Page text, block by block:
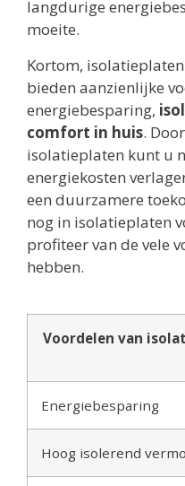
langdurige
moeite.
Kortom,
bieden aanzienlijke
energiebesparing,
comfort in huis.
isolatieplaten kunt u
energiekosten
een duurzamere
nog in isolatieplaten
profiteer van de vele
hebben.
Voordelen van
Energiebesparing
Hoog isolerend